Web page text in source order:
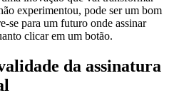
experimentou, pode ser um bom
se para um futuro onde assinar
clicar em um botão.
da assinatura